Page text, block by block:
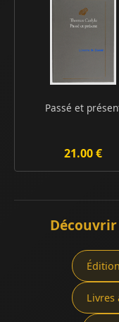
Passé et
21.00 €
Livres